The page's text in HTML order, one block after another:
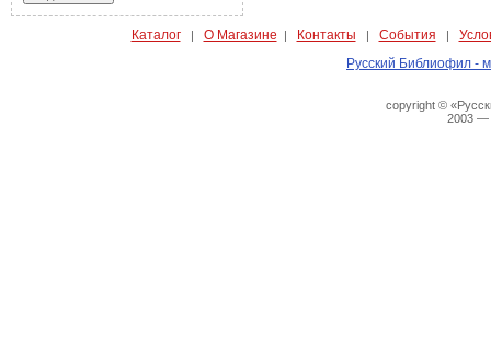
Каталог| О Магазине | Контакты | События |
Русский Библиофил -
copyright ©
2003 —